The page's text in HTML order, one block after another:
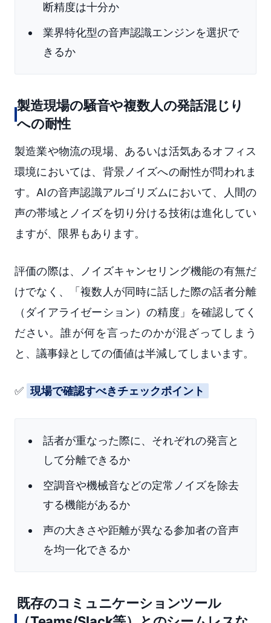
断精度は十分か
業界特化型の音声認識エンジンを選択で
きるか
製造現場の騒音や複数人の発話混じり
への耐性
製造業や物流の現場、あるいは活気あるオフィス
環境においては、背景ノイズへの耐性が問われま
す。AIの音声認識アルゴリズムにおいて、人間の
声の帯域とノイズを切り分ける技術は進化してい
ますが、限界もあります。
評価の際は、ノイズキャンセリング機能の有無だ
けでなく、「複数人が同時に話した際の話者分離
（ダイアライゼーション）の精度」を確認してく
ださい。誰が何を言ったのかが混ざってしまう
と、議事録としての価値は半減してしまいます。
✅ 現場で確認すべきチェックポイント
話者が重なった際に、それぞれの発言と
して分離できるか
空調音や機械音などの定常ノイズを除去
する機能があるか
声の大きさや距離が異なる参加者の音声
を均一化できるか
既存のコミュニケーションツール